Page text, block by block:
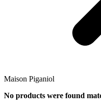
Maison Piganiol
No products were found